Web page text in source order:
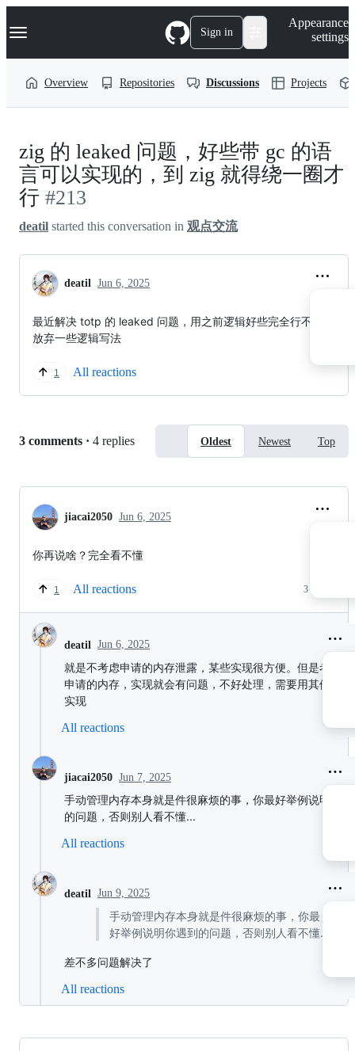
k
p
Navigation Menu Sign in
Appearance
settings
Overview Repositories Discussions Projects
zig 的 leaked 问题，好些带 gc 的语
言可以实现的，到 zig 就得绕一圈才
行 #213
deatil started this conversation in 观点交流
deatil Jun 6, 2025
最近解决 totp 的 leaked 问题，用之前逻辑好些完全行不通，只
放弃一些逻辑写法
1 All reactions
Replies:
3 comments · 4 replies Oldest Newest Top
jiacai2050 Jun 6, 2025
你再说啥？完全看不懂
1 All reactions 3 replies
deatil Jun 6, 2025
就是不考虑申请的内存泄露，某些实现很方便。但是考虑释
申请的内存，实现就会有问题，不好处理，需要用其他方式
实现
All reactions
jiacai2050 Jun 7, 2025
手动管理内存本身就是件很麻烦的事，你最好举例说明你遇
的问题，否则别人看不懂...
All reactions
deatil Jun 9, 2025
手动管理内存本身就是件很麻烦的事，你最
好举例说明你遇到的问题，否则别人看不懂...
差不多问题解决了
All reactions